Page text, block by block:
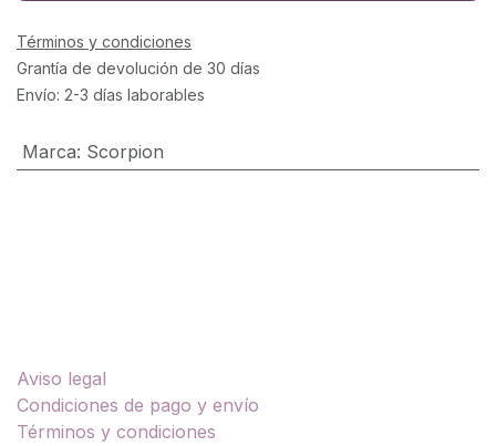
Términos y condiciones
Grantía de devolución de 30 días
Envío: 2-3 días laborables
Marca: Scorpion
Aviso legal
Condiciones de pago y envío
Términos y condiciones